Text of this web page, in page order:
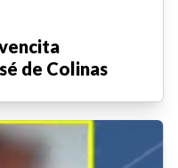
de Colinas